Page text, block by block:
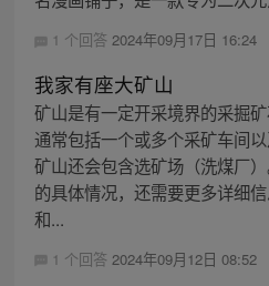
1 个回答 2024年09月17日 16:24
我家有座大矿山
矿山是有一定开采境界的采掘矿
通常包括一个或多个采矿车间
矿山还会包含选矿场（洗煤厂
的具体情况，还需要更多详细
和...
1 个回答 2024年09月12日 08:52